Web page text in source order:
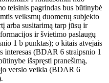
teisinis pagrindas bus būtinybė
veiksmų duomenų subjekto
arba susitarimą tarp jūsų ir
ir švietimo paslaugų
1 b punktas); o kitais atvejais
interesas (BDAR 6 straipsnio 1
išspręsti pranešimą,
verslo veikla (BDAR 6